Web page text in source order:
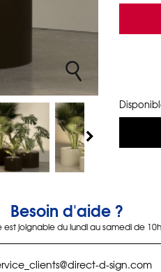
Besoin d'aide ?
joignable du lundi au samedi de
d-sign.com